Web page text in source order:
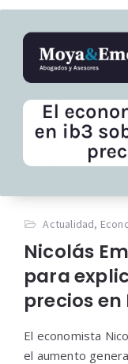
Actualidad,
Nicolás
para
precios en
El economista
el aumento